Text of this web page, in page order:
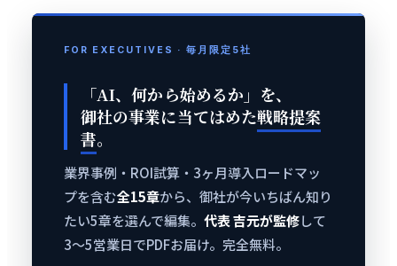
FOR EXECUTIVES · 毎月限定5社
「AI、何から始めるか」を、
御社の事業に当てはめた戦略提案
書。
業界事例・ROI試算・3ヶ月導入ロードマッ
プを含む全15章から、御社が今いちばん知り
たい5章を選んで編集。 代表 吉元が監修して
3〜5営業日でPDFお届け。完全無料。